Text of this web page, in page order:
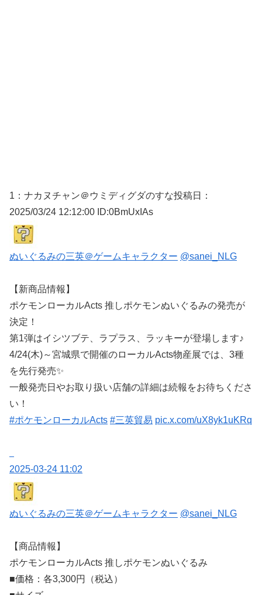
1： ナカヌチャン＠ウミディグダのすな投稿日：
2025/03/24 12:12:00 ID:0BmUxIAs
ぬいぐるみの三英＠ゲームキャラクター @sanei_NLG
【新商品情報】
ポケモンローカルActs 推しポケモンぬいぐるみの発売が
決定！
第1弾はイシツブテ、ラプラス、ラッキーが登場します♪
4/24(木)～宮城県で開催のローカルActs物産展では、3種
を先行発売✨
一般発売日やお取り扱い店舗の詳細は続報をお待ちくださ
い！
#ポケモンローカルActs #三英貿易 pic.x.com/uX8yk1uKRq
2025-03-24 11:02
ぬいぐるみの三英＠ゲームキャラクター @sanei_NLG
【商品情報】
ポケモンローカルActs 推しポケモンぬいぐるみ
■価格：各3,300円（税込）